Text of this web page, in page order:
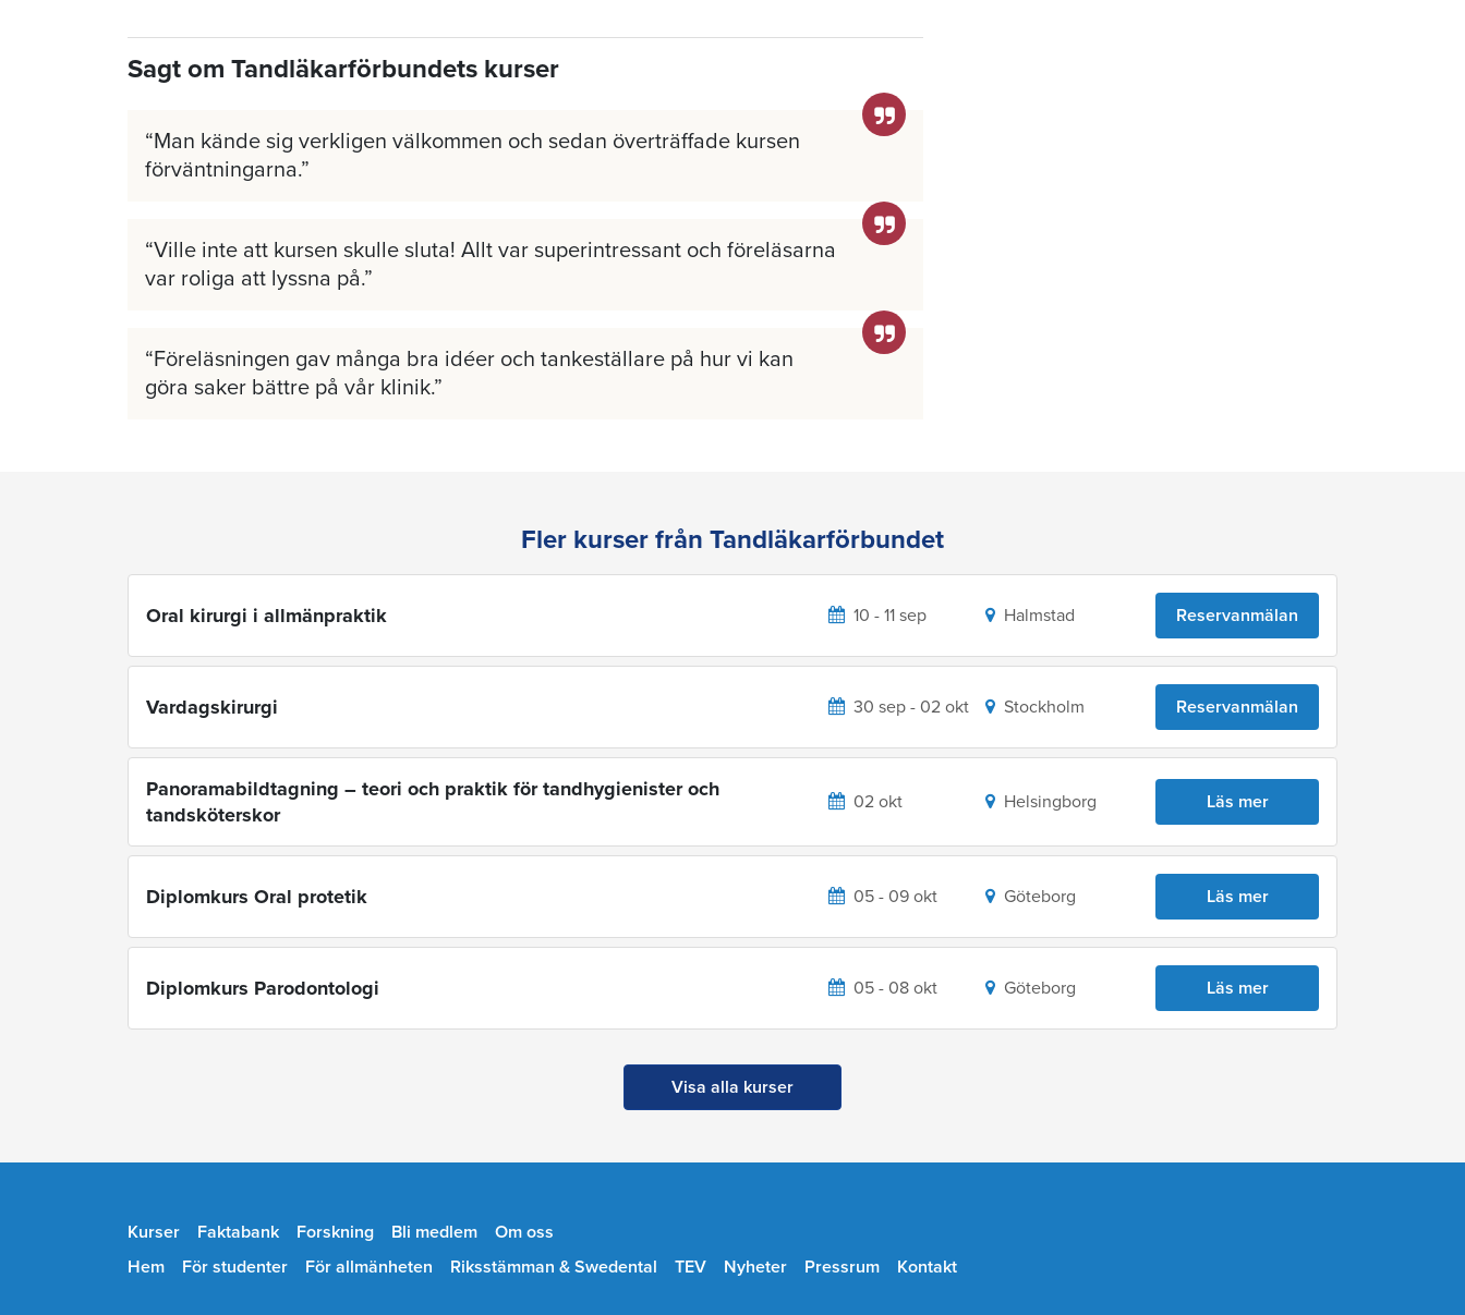
Sagt om Tandläkarförbundets kurser
Man kände sig verkligen välkommen och sedan överträffade kursen
förväntningarna.
Ville inte att kursen skulle sluta! Allt var superintressant och föreläsarna
var roliga att lyssna på.
Föreläsningen gav många bra idéer och tankeställare på hur vi kan
göra saker bättre på vår klinik.
Fler kurser från Tandläkarförbundet
Oral kirurgi i allmänpraktik 10 - 11 sep Halmstad Reservanmälan
Vardagskirurgi 30 sep - 02 okt Stockholm Reservanmälan
Panoramabildtagning – teori och praktik för tandhygienister och
tandsköterskor
02 okt Helsingborg Läs mer
Diplomkurs Oral protetik 05 - 09 okt Göteborg Läs mer
Diplomkurs Parodontologi 05 - 08 okt Göteborg Läs mer
Visa alla kurser
Kurser Faktabank Forskning Bli medlem
Om oss
Hem
För studenter För allmänheten Riksstämman & Swedental TEV Nyheter Pressrum Kontakt